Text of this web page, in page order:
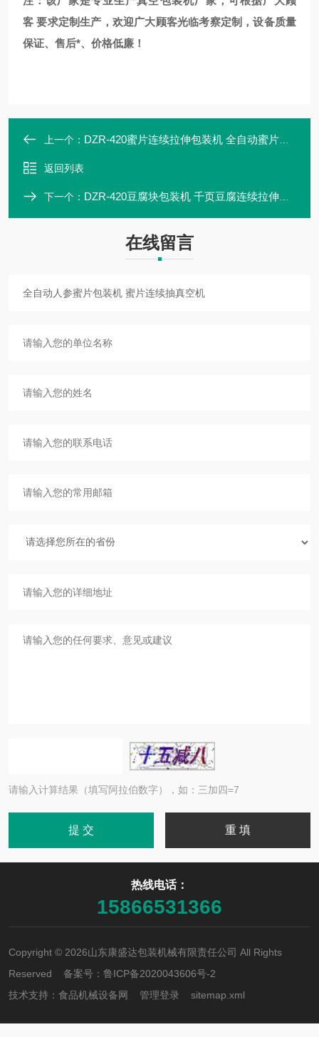
客 要求定制生产，欢迎广大顾客光临考察定制，设备质量
保证、售后*、价格低廉！
上一个： DZR-420蜜片连续拉伸包装机 全自动蜜片抽真空机
返回列表
下一个： DZR-420豆腐块包装机 千页豆腐连续拉伸真空机
在线留言
请输入计算结果（填写阿拉伯数字），如：三加四=7
热线电话：
15866531366
Copyright © 2026山东康盛达包装机械有限责任公司 All Rights
Reserved 备案号： 鲁ICP备2020043606号-2
技术支持： 食品机械设备网 管理登录 sitemap.xml